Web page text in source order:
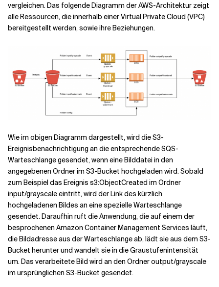
vergleichen. Das folgende Diagramm der AWS-Architektur zeigt
alle Ressourcen, die innerhalb einer Virtual Private Cloud (VPC)
bereitgestellt werden, sowie ihre Beziehungen.
Wie im obigen Diagramm dargestellt, wird die S3-
Ereignisbenachrichtigung an die entsprechende SQS-
Warteschlange gesendet, wenn eine Bilddatei in den
angegebenen Ordner im S3-Bucket hochgeladen wird. Sobald
zum Beispiel das Ereignis s3:ObjectCreated im Ordner
input/grayscale eintritt, wird der Link des kürzlich
hochgeladenen Bildes an eine spezielle Warteschlange
gesendet. Daraufhin ruft die Anwendung, die auf einem der
besprochenen Amazon Container Management Services läuft,
die Bildadresse aus der Warteschlange ab, lädt sie aus dem S3-
Bucket herunter und wandelt sie in die Graustufenintensität
um. Das verarbeitete Bild wird an den Ordner output/grayscale
im ursprünglichen S3-Bucket gesendet.